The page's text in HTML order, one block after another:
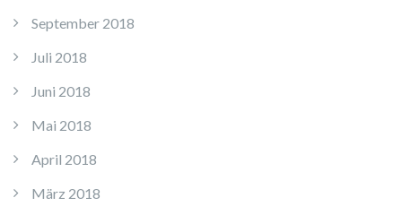
September 2018
Juli 2018
Juni 2018
Mai 2018
April 2018
März 2018